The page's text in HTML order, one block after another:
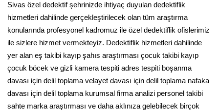
Sivas özel dedektif şehrinizde ihtiyaç duyulan dedektiflik
hizmetleri dahilinde gerçekleştirilecek olan tüm araştırma
konularında profesyonel kadromuz ile özel dedektiflik ofislerimiz
ile sizlere hizmet vermekteyiz. Dedektiflik hizmetleri dahilinde
yer alan eş takibi kayıp şahıs araştırması çocuk takibi kayıp
çocuk böcek ve gizli kamera tespiti adres tespiti boşanma
davası için delil toplama velayet davası için delil toplama nafaka
davası için delil toplama kurumsal firma analizi personel takibi
sahte marka araştırması ve daha aklınıza gelebilecek birçok